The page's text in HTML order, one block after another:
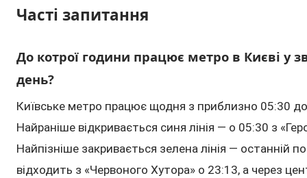
Часті запитання
До котрої години працює метро в Києві у
день?
Київське метро працює щодня з приблизно 05:30
Найраніше відкривається синя лінія — о 05:30 з
Найпізніше закривається зелена лінія — останній
відходить з «Червоного Хутора» о 23:13, а через